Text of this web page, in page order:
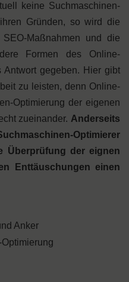
keine Suchmaschinen-
Gründen, so wird die
Maßnahmen und die
Formen des Online-
Antwort gegeben. Hier gibt
zu leisten, denn Online-
Optimierung der eigenen
zueinander. Anderseits
Optimierer
Überprüfung der eignen
Enttäuschungen einen
Anker